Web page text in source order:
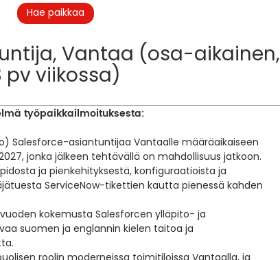
Vantaa (osa-aikainen,
pv viikossa)
Hae paikkaa
työpaikkailmoituksesta:
Salesforce-asiantuntijaa Vantaalle määräaikaiseen
jonka jälkeen tehtävällä on mahdollisuus jatkoon.
ja pienkehityksestä, konfiguraatioista ja
ServiceNow-tikettien kautta pienessä kahden
kokemusta Salesforcen ylläpito- ja
suomen ja englannin kielen taitoa ja